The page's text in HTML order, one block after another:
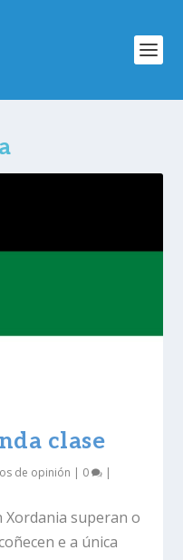
clase
de opinión | 0 |
Xordania superan o
e a única